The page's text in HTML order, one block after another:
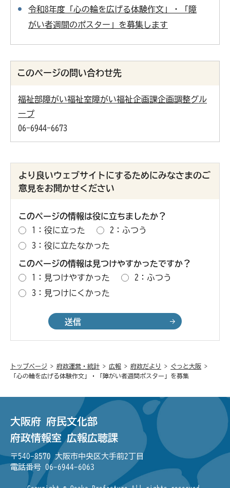
令和8年度「心の輪を広げる体験作文」・「障
がい者週間のポスター」を募集します
このページの問い合わせ先
福祉部障がい福祉室障がい福祉企画課企画調整グル
ープ
06-6944-6673
より良いウェブサイトにするためにみなさまのご
意見をお聞かせください
このページの情報は役に立ちましたか？
1：役に立った
2：ふつう
3：役に立たなかった
このページの情報は見つけやすかったですか？
1：見つけやすかった
2：ふつう
3：見つけにくかった
トップページ > 府政運営・統計 > 広報 > 府政だより > ぐっと大阪 >
「心の輪を広げる体験作文」・「障がい者週間ポスター」を募集
大阪府 府民文化部
府政情報室 広報広聴課
〒540-8570 大阪市中央区大手前2丁目
電話番号 06-6944-6063